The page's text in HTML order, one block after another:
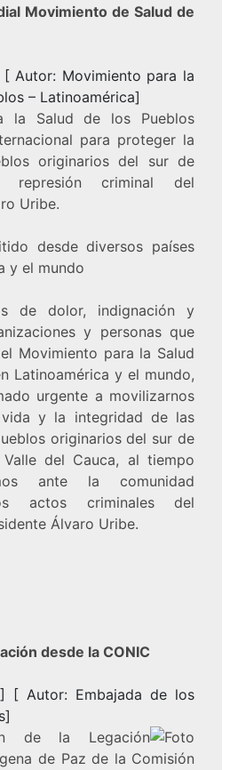
Movimiento de Salud de
Autor: Movimiento para la
– Latinoamérica]
la Salud de los Pueblos
para proteger la
originarios del sur de
represión criminal del
Uribe.
desde diversos países
y el mundo
de dolor, indignación y
y personas que
Movimiento para la Salud
Latinoamérica y el mundo,
urgente a movilizarnos
y la integridad de las
originarios del sur de
del Cauca, al tiempo
ante la comunidad
actos criminales del
Álvaro Uribe.
desde la CONIC
[ Autor: Embajada de los
de la Legación
de Paz de la Comisión